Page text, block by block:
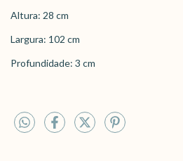
Altura: 28 cm
Largura: 102 cm
Profundidade: 3 cm